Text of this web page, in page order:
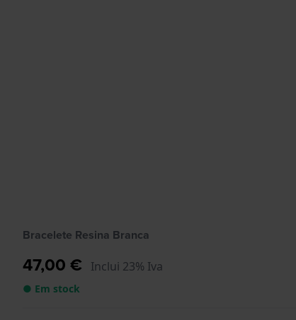
Bracelete Resina Branca
47,00 € Inclui 23% Iva
● Em stock